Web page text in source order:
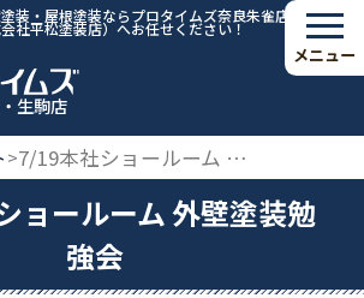
装・屋根塗装ならプロタイムズ奈良朱雀店・生駒
社平松塗装店）へお任せください！
生駒店
メニュー
> 7/19本社ショールーム 外壁塗装勉強会
ョールーム 外壁塗装勉
強会